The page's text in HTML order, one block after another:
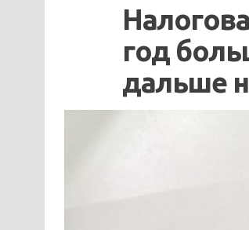
год
дальше